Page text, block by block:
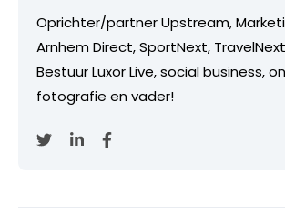
Oprichter/partner Upstream,
Arnhem Direct, SportNext,
Bestuur Luxor Live, social business,
fotografie en vader!